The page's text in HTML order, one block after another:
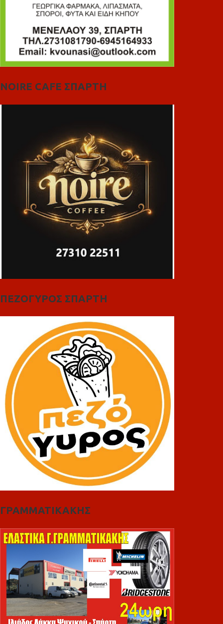
NOIRE CAFE ΣΠΑΡΤΗ
ΠΕΖΟΓΥΡΟΣ ΣΠΑΡΤΗ
ΓΡΑΜΜΑΤΙΚΑΚΗΣ